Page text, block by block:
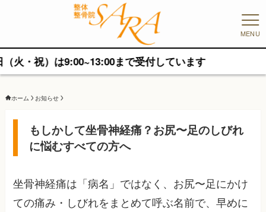
MENU
9:00~13:00まで受付しています
ホーム お知らせ
もしかして坐骨神経痛？お尻〜足のしびれ
に悩むすべての方へ
坐骨神経痛は「病名」ではなく、お尻〜足にかけ
ての痛み・しびれをまとめて呼ぶ名前で、早めに